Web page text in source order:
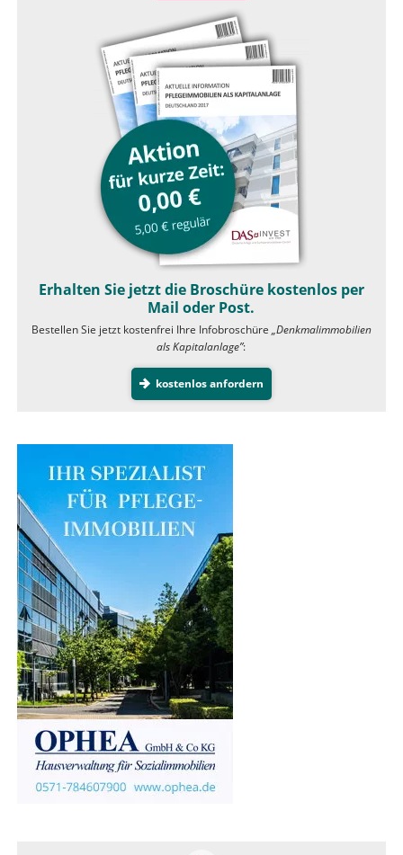
Erhalten Sie jetzt die Broschüre kostenlos per
Mail oder Post.
Bestellen Sie jetzt kostenfrei Ihre Infobroschüre „Denkmalimmobilien
als Kapitalanlage”:
kostenlos anfordern